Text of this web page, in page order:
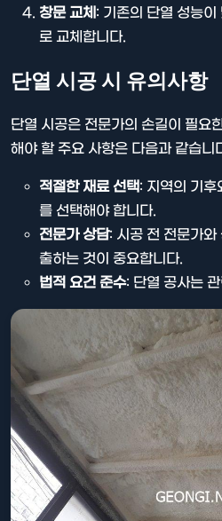
창문 교체 : 기존의 단열 성능
로 교체합니다.
단열 시공 시 유의사항
단열 시공은 전문가의 손길이 필요
해야 할 주요 사항은 다음과 같습니
적절한 재료 선택: 지역의 기후
를 선택해야 합니다.
전문가 상담: 시공 전 전문가와
출하는 것이 중요합니다.
법적 요건 준수: 단열 공사는